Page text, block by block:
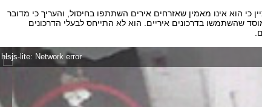
כי הוא אינו מאמין שאזרחים אירים השתתפו בחיסול, והעריך כי מדובר
שהשתמשו בדרכונים איריים. הוא לא התייחס לבעלי הדרכונים
hlsjs-lite: Network error